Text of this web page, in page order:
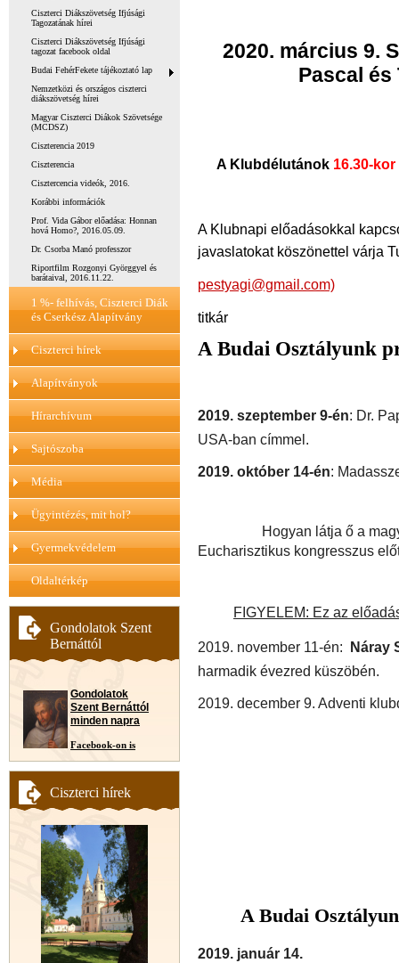
Ciszterci Diákszövetség Ifjúsági
Tagozatának hírei
Ciszterci Diákszövetség Ifjúsági
tagozat facebook oldal
Budai FehérFekete tájékoztató lap
Nemzetközi és országos ciszterci
diákszövetség hírei
Magyar Ciszterci Diákok Szövetsége
(MCDSZ)
Ciszterencia 2019
Ciszterencia
Cisztercencia videók, 2016.
Korábbi információk
Prof. Vida Gábor előadása: Honnan
hová Homo?, 2016.05.09.
Dr. Csorba Manó professzor
Riportfilm Rozgonyi Györggyel és
barátaival, 2016.11.22.
1 %- felhívás, Ciszterci Diák
és Cserkész Alapítvány
Ciszterci hírek
Alapítványok
Hírarchívum
Sajtószoba
Média
Ügyintézés, mit hol?
Gyermekvédelem
Oldaltérkép
Gondolatok Szent
Bernáttól
Gondolatok
Szent Bernáttól
minden napra
Facebook-on is
Ciszterci hírek
2020. március 9.
Pascal és
A Klubdélutánok 16.30-
A Klubnapi előadásokkal
javaslatokat köszönettel várja
pestyagi@gmail.com)
titkár
A Budai Osztályunk
2019. szeptember 9-én: Dr.
USA-ban címmel.
2019. október 14-én:
Hogyan látja ő a
Eucharisztikus kongresszus
FIGYELEM: Ez az
2019. november 11-én: Náray
harmadik évezred küszöbén.
2019. december 9. Adventi
A Budai
2019. január 14.